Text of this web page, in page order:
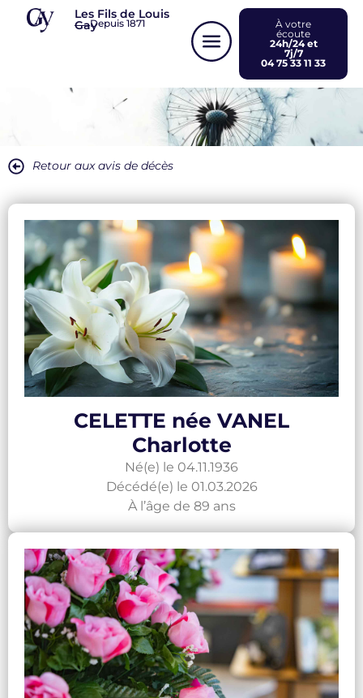
Panneau de gestion des cookies
Les Fils de Louis
GayDepuis 1871
À votre
écoute
24h/24 et
7j/7
04 75 33 11 33
Retour aux avis de décès
CELETTE née VANEL
Charlotte
Né(e) le 04.11.1936
Décédé(e) le 01.03.2026
À l’âge de 89 ans